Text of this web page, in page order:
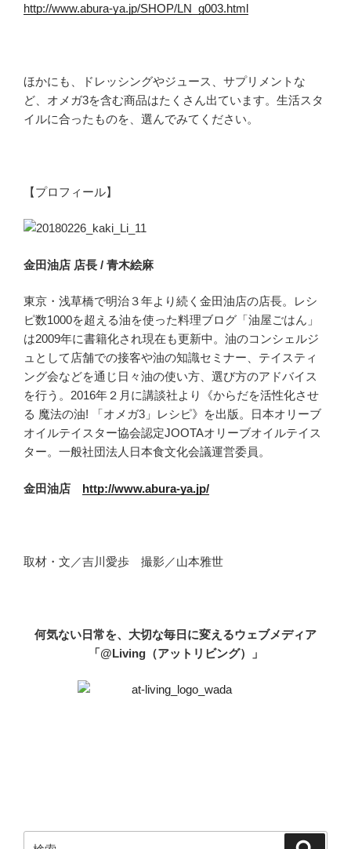
http://www.abura-ya.jp/SHOP/LN_g003.html
ほかにも、ドレッシングやジュース、サプリメントな
ど、オメガ3を含む商品はたくさん出ています。生活スタ
イルに合ったものを、選んでみてください。
【プロフィール】
金田油店 店長 / 青木絵麻
東京・浅草橋で明治３年より続く金田油店の店長。レシ
ピ数1000を超える油を使った料理ブログ「油屋ごはん」
は2009年に書籍化され現在も更新中。油のコンシェルジ
ュとして店舗での接客や油の知識セミナー、テイスティ
ング会などを通じ日々油の使い方、選び方のアドバイス
を行う。2016年２月に講談社より《からだを活性化させ
る 魔法の油! 「オメガ3」レシピ》を出版。日本オリーブ
オイルテイスター協会認定JOOTAオリーブオイルテイス
ター。一般社団法人日本食文化会議運営委員。
金田油店 http://www.abura-ya.jp/
取材・文／吉川愛歩 撮影／山本雅世
何気ない日常を、大切な毎日に変えるウェブメディア
「@Living（アットリビング）」